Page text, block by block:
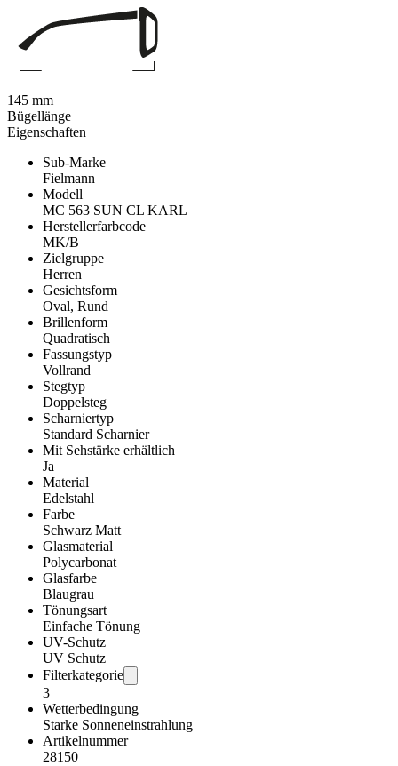
Eigenschaften
Sub-Marke
Fielmann
Modell
MC 563 SUN CL KARL
Herstellerfarbcode
MK/B
Zielgruppe
Herren
Gesichtsform
Oval, Rund
Brillenform
Quadratisch
Fassungstyp
Vollrand
Stegtyp
Doppelsteg
Scharniertyp
Standard Scharnier
Mit Sehstärke erhältlich
Ja
Material
Edelstahl
Farbe
Schwarz Matt
Glasmaterial
Polycarbonat
Glasfarbe
Blaugrau
Tönungsart
Einfache Tönung
UV-Schutz
UV Schutz
Filterkategorie
3
Wetterbedingung
Starke Sonneneinstrahlung
Artikelnummer
28150
145 mm
Bügellänge